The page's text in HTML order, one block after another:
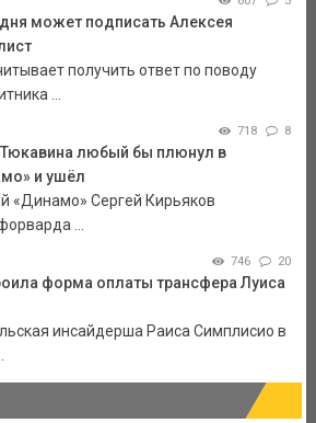
может подписать Алексея
получить ответ по поводу
...
718 8
Тюкавина любый бы плюнул в
и ушёл
«Динамо» Сергей Кирьяков
...
746 20
форма оплаты трансфера Луиса
инсайдерша Раиса Симплисио в